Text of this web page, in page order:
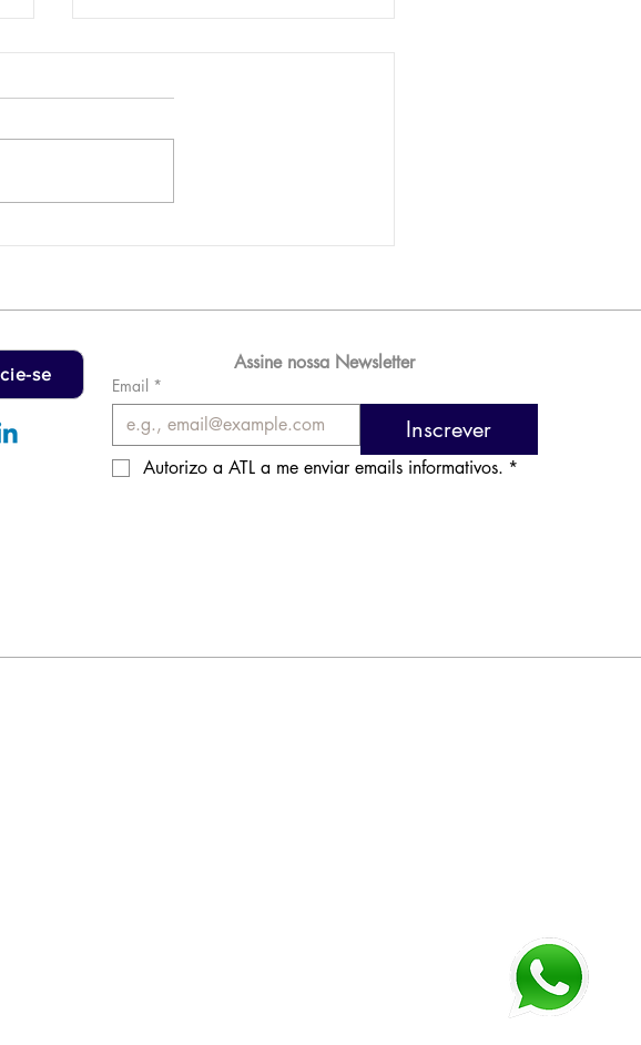
se
Assine nossa Newsletter
Email *
Inscrever
Autorizo a ATL a me enviar emails informativos. *